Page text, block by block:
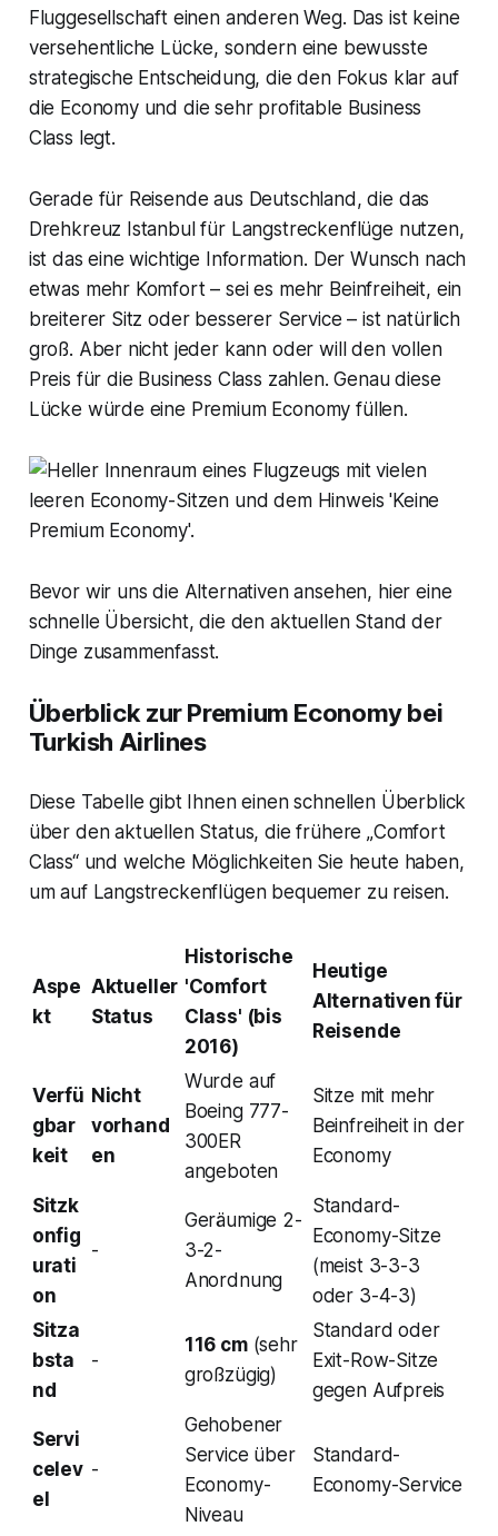
Fluggesellschaft einen anderen Weg. Das ist keine
versehentliche Lücke, sondern eine bewusste
strategische Entscheidung, die den Fokus klar auf
die Economy und die sehr profitable Business
Class legt.
Gerade für Reisende aus Deutschland, die das
Drehkreuz Istanbul für Langstreckenflüge nutzen,
ist das eine wichtige Information. Der Wunsch nach
etwas mehr Komfort – sei es mehr Beinfreiheit, ein
breiterer Sitz oder besserer Service – ist natürlich
groß. Aber nicht jeder kann oder will den vollen
Preis für die Business Class zahlen. Genau diese
Lücke würde eine Premium Economy füllen.
Bevor wir uns die Alternativen ansehen, hier eine
schnelle Übersicht, die den aktuellen Stand der
Dinge zusammenfasst.
Überblick zur Premium Economy bei
Turkish Airlines
Diese Tabelle gibt Ihnen einen schnellen Überblick
über den aktuellen Status, die frühere „Comfort
Class“ und welche Möglichkeiten Sie heute haben,
um auf Langstreckenflügen bequemer zu reisen.
Aspe
kt
Aktueller
Status
Historische
'Comfort
Class' (bis
2016)
Heutige
Alternativen für
Reisende
Verfü
gbar
keit
Nicht
vorhand
en
Wurde auf
Boeing 777-
300ER
angeboten
Sitze mit mehr
Beinfreiheit in der
Economy
Sitzk
onfig
urati
on
-
Geräumige 2-
3-2-
Anordnung
Standard-
Economy-Sitze
(meist 3-3-3
oder 3-4-3)
Sitza
bsta
nd
-
116 cm(sehr
großzügig)
Standard oder
Exit-Row-Sitze
gegen Aufpreis
Servi
celev
el
-
Gehobener
Service über
Economy-
Niveau
Standard-
Economy-Service